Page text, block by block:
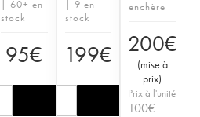
| 60+ en
stock
95€
| 9 en
stock
199€
enchère
200€
(mise à
prix)
Prix à l'unité
100€